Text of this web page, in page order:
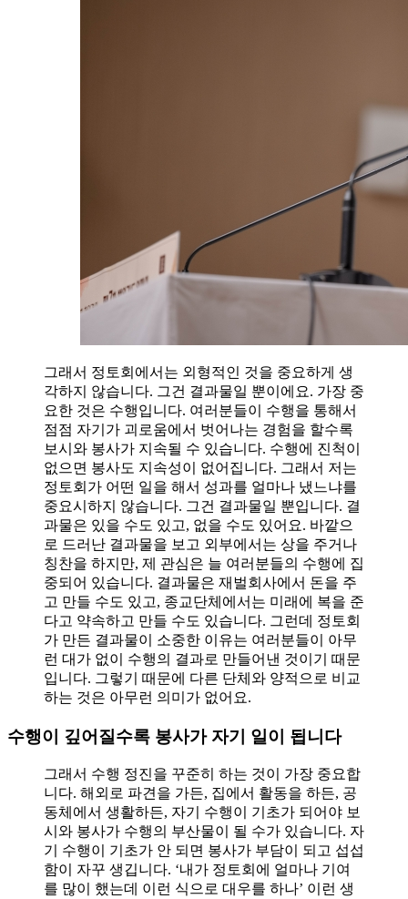
그래서 정토회에서는 외형적인 것을 중요하게 생
각하지 않습니다. 그건 결과물일 뿐이에요. 가장 중
요한 것은 수행입니다. 여러분들이 수행을 통해서
점점 자기가 괴로움에서 벗어나는 경험을 할수록
보시와 봉사가 지속될 수 있습니다. 수행에 진척이
없으면 봉사도 지속성이 없어집니다. 그래서 저는
정토회가 어떤 일을 해서 성과를 얼마나 냈느냐를
중요시하지 않습니다. 그건 결과물일 뿐입니다. 결
과물은 있을 수도 있고, 없을 수도 있어요. 바깥으
로 드러난 결과물을 보고 외부에서는 상을 주거나
칭찬을 하지만, 제 관심은 늘 여러분들의 수행에 집
중되어 있습니다. 결과물은 재벌회사에서 돈을 주
고 만들 수도 있고, 종교단체에서는 미래에 복을 준
다고 약속하고 만들 수도 있습니다. 그런데 정토회
가 만든 결과물이 소중한 이유는 여러분들이 아무
런 대가 없이 수행의 결과로 만들어낸 것이기 때문
입니다. 그렇기 때문에 다른 단체와 양적으로 비교
하는 것은 아무런 의미가 없어요.
수행이 깊어질수록 봉사가 자기 일이 됩니다
그래서 수행 정진을 꾸준히 하는 것이 가장 중요합
니다. 해외로 파견을 가든, 집에서 활동을 하든, 공
동체에서 생활하든, 자기 수행이 기초가 되어야 보
시와 봉사가 수행의 부산물이 될 수가 있습니다. 자
기 수행이 기초가 안 되면 봉사가 부담이 되고 섭섭
함이 자꾸 생깁니다. ‘내가 정토회에 얼마나 기여
를 많이 했는데 이런 식으로 대우를 하나’ 이런 생